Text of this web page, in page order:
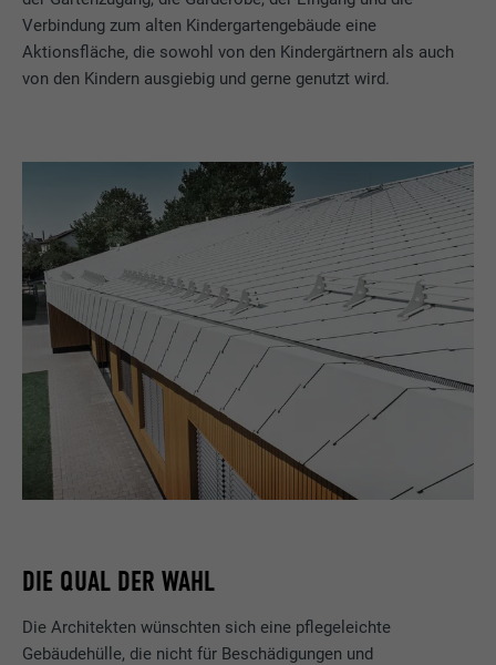
Verbindung zum alten Kindergartengebäude eine
Aktionsfläche, die sowohl von den Kindergärtnern als auch
von den Kindern ausgiebig und gerne genutzt wird.
DIE QUAL DER WAHL
Die Architekten wünschten sich eine pflegeleichte
Gebäudehülle, die nicht für Beschädigungen und